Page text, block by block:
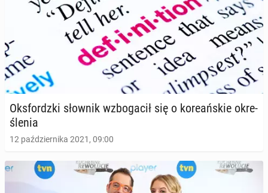
Oks­fordz­ki słownik wzbo­ga­cił się o ko­re­ań­skie okre­
śle­nia
12 października 2021, 09:00